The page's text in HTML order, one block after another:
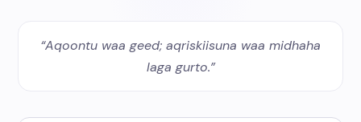
“Aqoontu waa geed; aqriskiisuna waa midhaha
laga gurto.”